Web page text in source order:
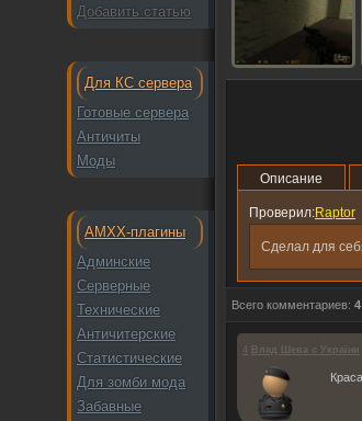
Добавить статью
Для КС сервера
Готовые сервера
Античиты
Моды
AMXX-плагины
Админские
Серверные
Технические
Античитерские
Статистические
Для зомби мода
Забавные
Описание
Проверил:Raptor
Сделал для
Всего комментариев: 4
Влад Шева с України